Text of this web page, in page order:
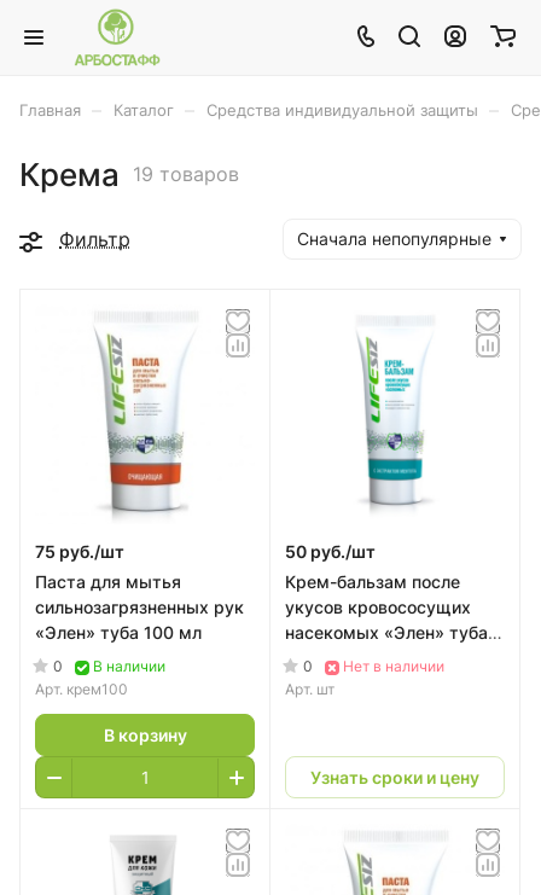
Главная Каталог Средства индивидуальной защиты
Крема 19 товаров
Фильтр Сначала непопулярные
75 руб./шт
Паста для мытья
сильнозагрязненных рук
«Элен» туба 100 мл
0
В наличии
Арт. крем100
В корзину
50 руб./шт
Крем-бальзам после
укусов кровососущих
насекомых «Элен» туба
100 мл
0
Нет в наличии
Арт. шт
Узнать сроки и цену